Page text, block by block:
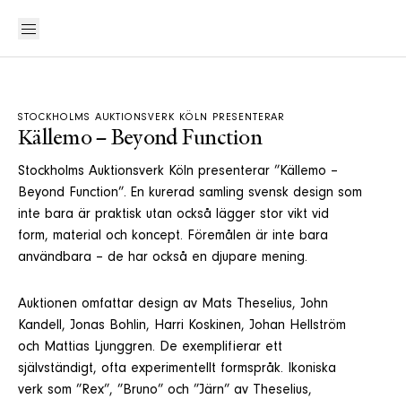
STOCKHOLMS AUKTIONSVERK KÖLN PRESENTERAR
Källemo – Beyond Function
Stockholms Auktionsverk Köln presenterar ”Källemo –
Beyond Function”. En kurerad samling svensk design som
inte bara är praktisk utan också lägger stor vikt vid
form, material och koncept. Föremålen är inte bara
användbara – de har också en djupare mening.
Auktionen omfattar design av Mats Theselius, John
Kandell, Jonas Bohlin, Harri Koskinen, Johan Hellström
och Mattias Ljunggren. De exemplifierar ett
självständigt, ofta experimentellt formspråk. Ikoniska
verk som ”Rex”, ”Bruno” och ”Järn” av Theselius,